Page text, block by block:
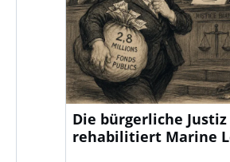
Die bürgerliche Justiz
rehabilitiert Marine